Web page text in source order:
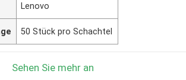
Lenovo
50 Stück pro Schachtel
Sehen Sie mehr an